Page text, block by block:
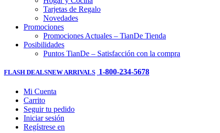
Tarjetas de Regalo
Novedades
Promociones
Promociones Actuales – TianDe Tienda
Posibilidades
Puntos TianDe – Satisfacción con la compra
FLASH DEALSNEW ARRIVALS 1-800-234-5678
Mi Cuenta
Carrito
Seguir tu pedido
Iniciar sesión
Regístrese en